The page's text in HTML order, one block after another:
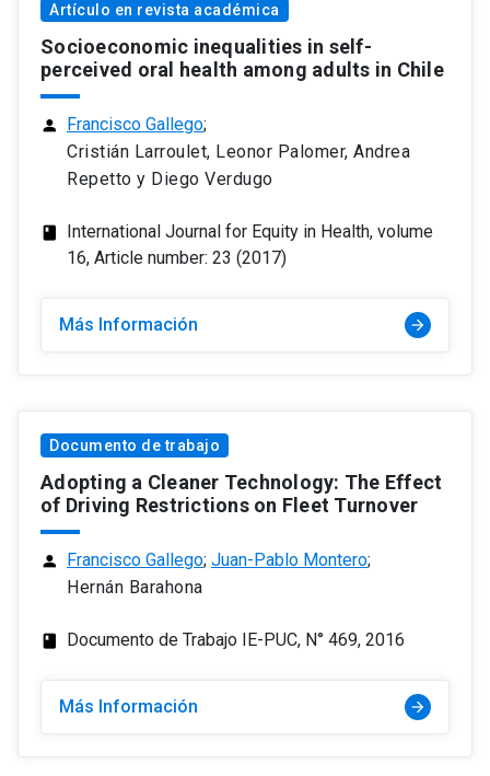
Artículo en revista académica
Socioeconomic inequalities in self-
perceived oral health among adults in Chile
person Francisco Gallego;
Cristián Larroulet, Leonor Palomer, Andrea
Repetto y Diego Verdugo
class
International Journal for Equity in Health, volume
16, Article number: 23 (2017)
Más Información arrow_forward
Documento de trabajo
Adopting a Cleaner Technology: The Effect
of Driving Restrictions on Fleet Turnover
person Francisco Gallego; Juan-Pablo Montero;
Hernán Barahona
class Documento de Trabajo IE-PUC, N° 469, 2016
Más Información arrow_forward